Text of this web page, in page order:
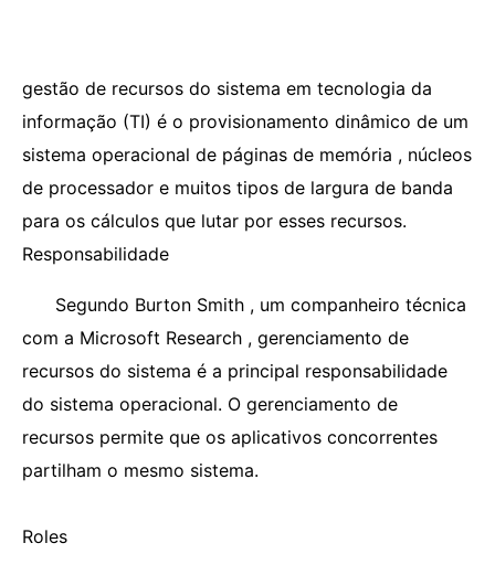
gestão de recursos do sistema em tecnologia da
informação (TI) é o provisionamento dinâmico de um
sistema operacional de páginas de memória , núcleos
de processador e muitos tipos de largura de banda
para os cálculos que lutar por esses recursos.
Responsabilidade
Segundo Burton Smith , um companheiro técnica
com a Microsoft Research , gerenciamento de
recursos do sistema é a principal responsabilidade
do sistema operacional. O gerenciamento de
recursos permite que os aplicativos concorrentes
partilham o mesmo sistema.
Roles